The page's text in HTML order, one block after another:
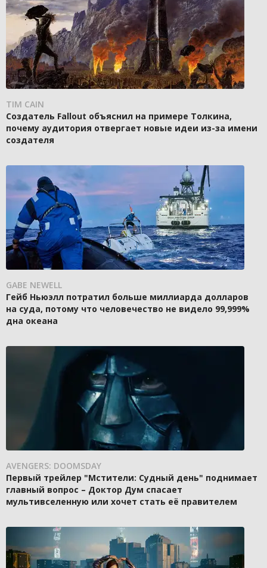
TIM CAIN
Создатель Fallout объяснил на примере Толкина,
почему аудитория отвергает новые идеи из-за имени
создателя
GABE NEWELL
Гейб Ньюэлл потратил больше миллиарда долларов
на суда, потому что человечество не видело 99,999%
дна океана
AVENGERS: DOOMSDAY
Первый трейлер "Мстители: Судный день" поднимает
главный вопрос – Доктор Дум спасает
мультивселенную или хочет стать её правителем